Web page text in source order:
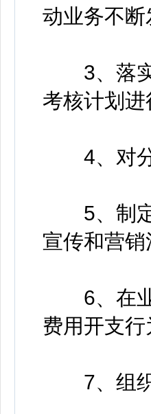
动业务不断
3、落实
考核计划
4、对分
5、制定
宣传和营
6、在业
费用开支行
7、组织